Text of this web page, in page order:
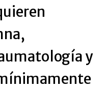
y